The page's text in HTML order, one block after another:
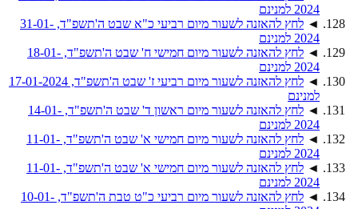
2024 למנינם
◄
לחץ להאזנה לשעור מיום רביעי כ"א שבט ה'תשפ"ד, 31-01-
2024 למנינם
◄
לחץ להאזנה לשעור מיום חמישי ח' שבט ה'תשפ"ד, 18-01-
2024 למנינם
◄
לחץ להאזנה לשעור מיום רביעי ז' שבט ה'תשפ"ד, 17-01-2024
למנינם
◄
לחץ להאזנה לשעור מיום ראשון ד' שבט ה'תשפ"ד, 14-01-
2024 למנינם
◄
לחץ להאזנה לשעור מיום חמישי א' שבט ה'תשפ"ד, 11-01-
2024 למנינם
◄
לחץ להאזנה לשעור מיום חמישי א' שבט ה'תשפ"ד, 11-01-
2024 למנינם
◄
לחץ להאזנה לשעור מיום רביעי כ"ט טבת ה'תשפ"ד, 10-01-